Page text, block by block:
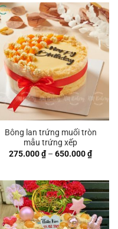
đến
Bông lan trứng muối tròn
mẫu trứng xếp
275.000₫ – 650.000₫
giá:
đến